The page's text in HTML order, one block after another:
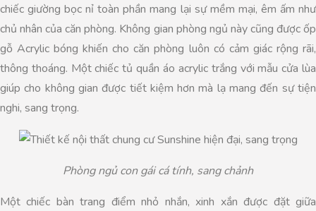
chiếc giường bọc nỉ toàn phần mang lại sự mềm mại, êm ấm như
chủ nhân của căn phòng. Không gian phòng ngủ này cũng được ốp
gỗ Acrylic bóng khiến cho căn phòng luôn có cảm giác rộng rãi,
thông thoáng. Một chiếc tủ quần áo acrylic trắng với mẫu cửa lùa
giúp cho không gian được tiết kiệm hơn mà lạ mang đến sự tiện
nghi, sang trọng.
Phòng ngủ con gái cá tính, sang chảnh
Một chiếc bàn trang điểm nhỏ nhắn, xinh xắn được đặt giữa